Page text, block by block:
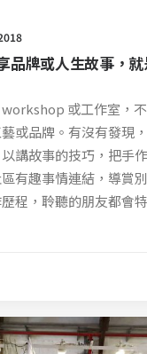
品牌或人生故事，
或工作室，
或品牌。有沒有發現
講故事的技巧，把手
有趣事情連結，導賞
程，聆聽的朋友都會